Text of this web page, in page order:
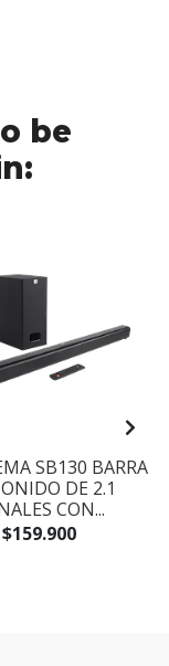
be
SB130 BARRA
DE 2.1
CON...
$159.900